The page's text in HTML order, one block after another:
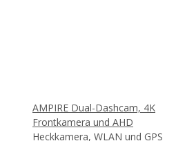
AMPIRE Dual-Dashcam, 4K
Frontkamera und AHD
Heckkamera, WLAN und GPS